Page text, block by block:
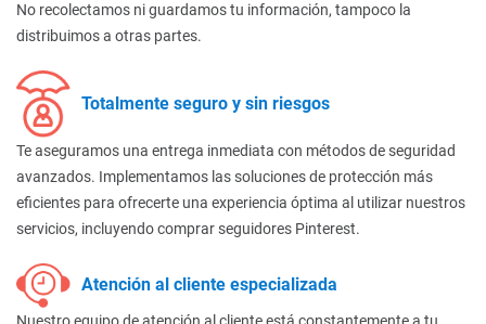
No recolectamos ni guardamos tu información, tampoco la
distribuimos a otras partes.
Totalmente seguro y sin riesgos
Te aseguramos una entrega inmediata con métodos de seguridad
avanzados. Implementamos las soluciones de protección más
eficientes para ofrecerte una experiencia óptima al utilizar nuestros
servicios, incluyendo comprar seguidores Pinterest.
Atención al cliente especializada